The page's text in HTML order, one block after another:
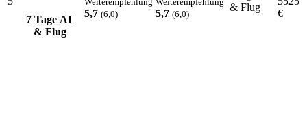
7 Tage AI
& Flug
5,7 (6,0) 5,7 (6,0)
& Flug
€